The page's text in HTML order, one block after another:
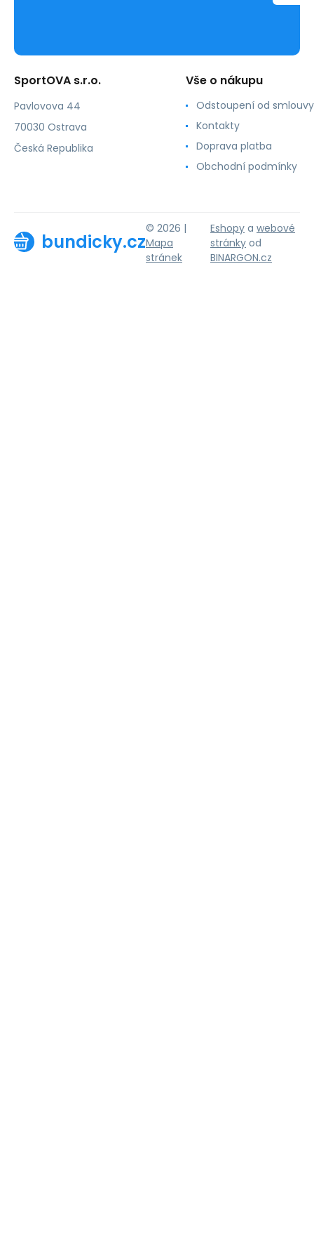
SportOVA s.r.o.
Pavlovova 44
70030 Ostrava
Česká Republika
Vše o nákupu
Odstoupení od smlouvy
Kontakty
Doprava platba
Obchodní podmínky
bundicky.cz
© 2026 |
Mapa
stránek
Eshopy a webové
stránky od
BINARGON.cz